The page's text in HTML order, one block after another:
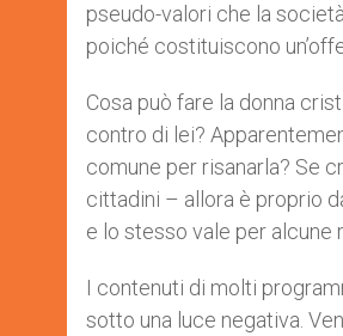
pseudo-valori che la
poiché costituiscono
Cosa può fare la donna
contro di lei?
comune per risanarla? Se
cittadini – allora è proprio
e lo stesso vale per alcune
I contenuti di molti
sotto una luce negativa.